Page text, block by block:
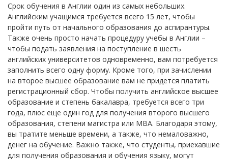
Срок обучения в Англии один из самых небольших.
Английским учащимся требуется всего 15 лет, чтобы
пройти путь от начального образования до аспирантуры.
Также очень просто начать процедуру учебы в Англии –
чтобы подать заявления на поступление в шесть
английских университетов одновременно, вам потребуется
заполнить всего одну форму. Кроме того, при зачислении
на второе высшее образование вам не придется платить
регистрационный сбор. Чтобы получить английское высшее
образование и степень бакалавра, требуется всего три
года, плюс еще один год для получения второго высшего
образования, степени магистра или MBA. Благодаря этому,
вы тратите меньше времени, а также, что немаловажно,
денег на обучение. Важно также, что студенты, приехавшие
для получения образования и обучения языку, могут